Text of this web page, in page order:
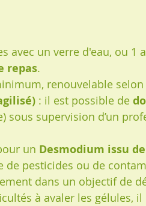
avec un verre d'eau, ou 1
repas.
renouvelable
: il est possible de
sous supervision d’un
un Desmodium issu
de pesticides ou de
dans un objectif de
à avaler les gélules,